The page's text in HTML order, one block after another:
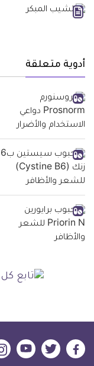
أدوية متعلقة
ديلي
ديلي
ديلي